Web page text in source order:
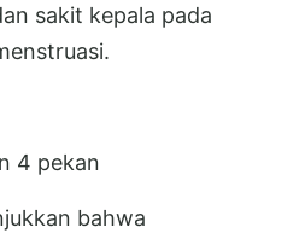
sakit kepala pada
4 pekan
bahwa